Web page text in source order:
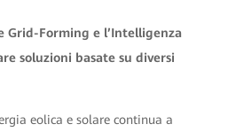
Grid-Forming e l’Intelligenza
soluzioni basate su diversi
eolica e solare continua a